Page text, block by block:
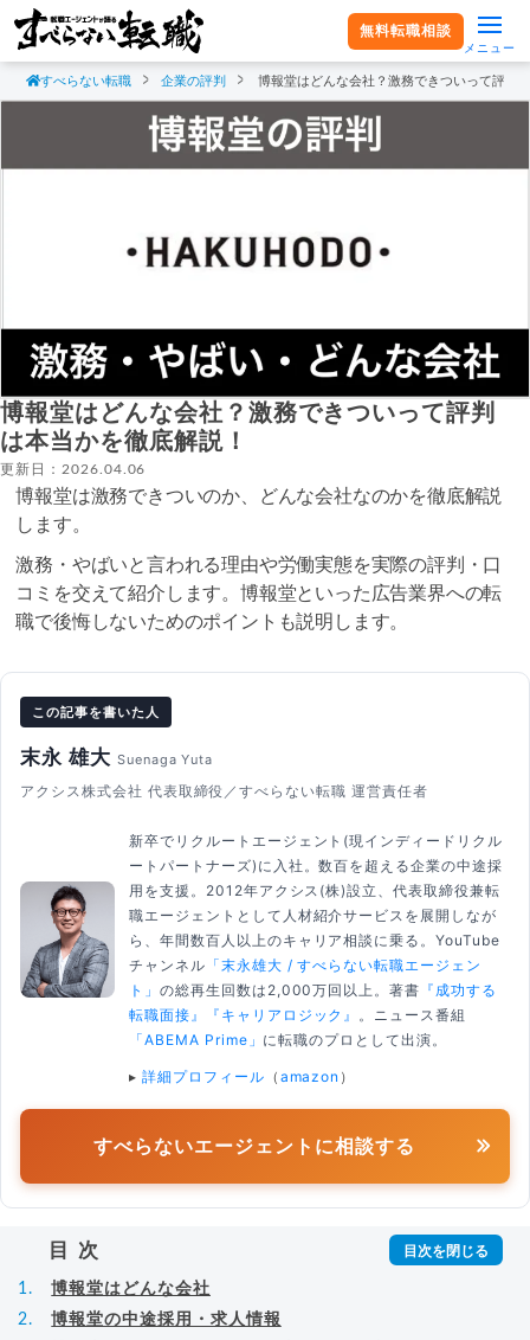
無料転職相談
メニュー
すべらない転職 企業の評判 博報堂はどんな会社？激務できついって評判
博報堂はどんな会社？激務できついって評判
は本当かを徹底解説！
更新日：2026.04.06
博報堂は激務できついのか、どんな会社なのかを徹底解説
します。
激務・やばいと言われる理由や労働実態を実際の評判・口
コミを交えて紹介します。博報堂といった広告業界への転
職で後悔しないためのポイントも説明します。
この記事を書いた人
末永 雄大 Suenaga Yuta
アクシス株式会社 代表取締役／すべらない転職 運営責任者
新卒でリクルートエージェント(現インディードリクル
ートパートナーズ)に入社。数百を超える企業の中途採
用を支援。2012年アクシス(株)設立、代表取締役兼転
職エージェントとして人材紹介サービスを展開しなが
ら、年間数百人以上のキャリア相談に乗る。YouTube
チャンネル 「末永雄大 / すべらない転職エージェン
ト」 の総再生回数は2,000万回以上。著書 『成功する
転職面接』
『キャリアロジック』
。ニュース番組
「ABEMA Prime」 に転職のプロとして出演。
▸ 詳細プロフィール （ amazon ）
すべらないエージェントに相談する
目次
博報堂︎はどんな会社
博報堂の中途採用・求人情報